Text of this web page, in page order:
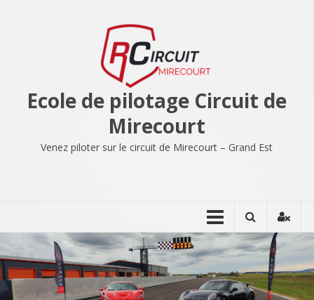
Ecole de pilotage Circuit de
Mirecourt
Venez piloter sur le circuit de Mirecourt – Grand Est